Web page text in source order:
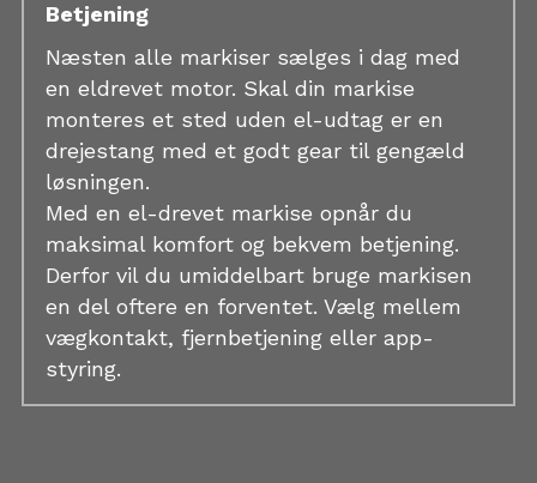
Betjening
Næsten alle markiser sælges i dag med
en eldrevet motor. Skal din markise
monteres et sted uden el-udtag er en
drejestang med et godt gear til gengæld
løsningen.
Med en el-drevet markise opnår du
maksimal komfort og bekvem betjening.
Derfor vil du umiddelbart bruge markisen
en del oftere en forventet. Vælg mellem
vægkontakt, fjernbetjening eller app-
styring.